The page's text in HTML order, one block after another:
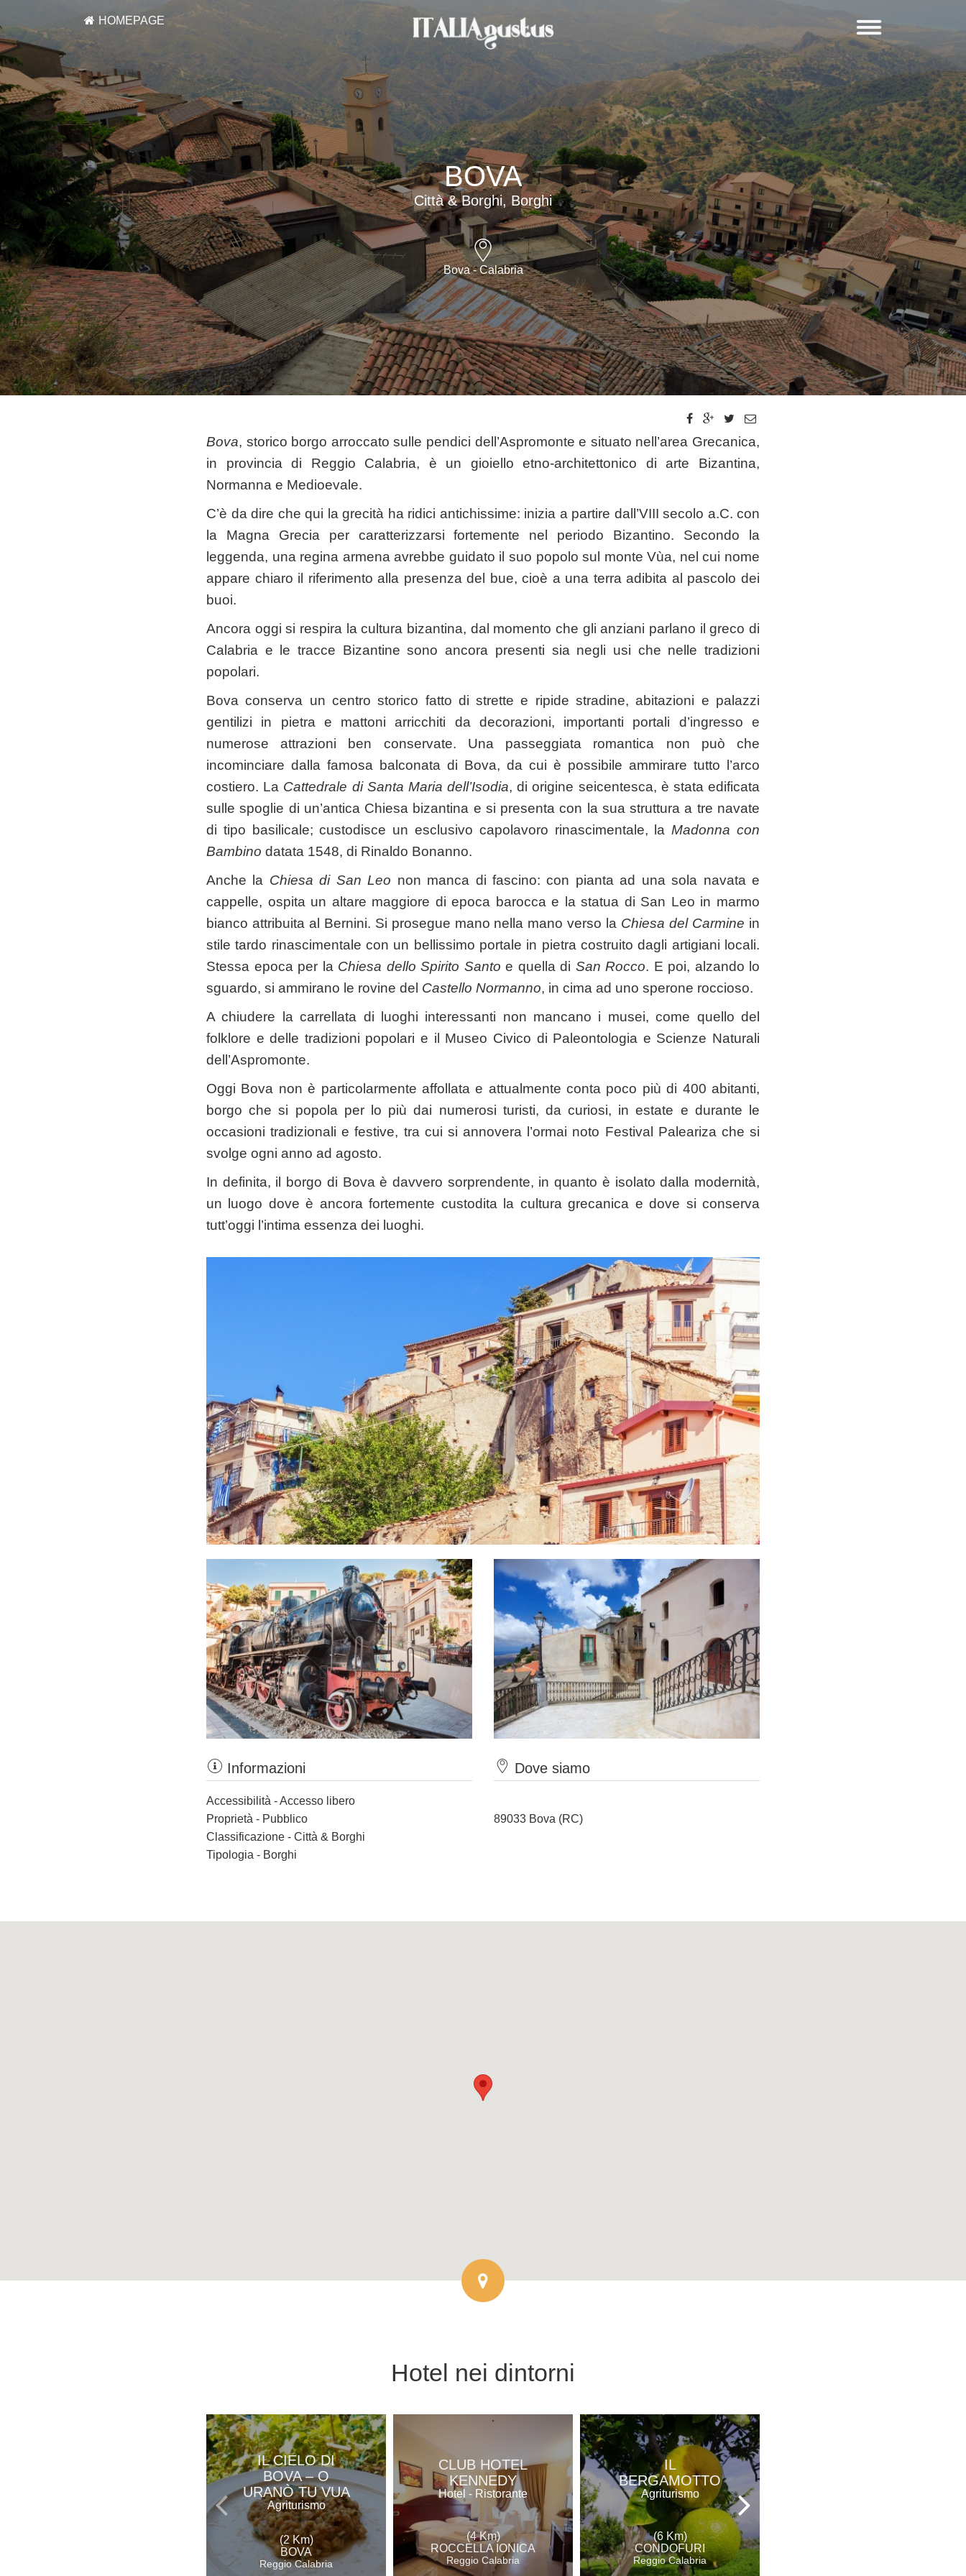
HOMEPAGE
BOVA
Città & Borghi, Borghi
Bova - Calabria
Bova, storico borgo arroccato sulle pendici dell’Aspromonte e situato nell’area Grecanica,
in provincia di Reggio Calabria, è un gioiello etno-architettonico di arte Bizantina,
Normanna e Medioevale.
C’è da dire che qui la grecità ha ridici antichissime: inizia a partire dall’VIII secolo a.C. con
la Magna Grecia per caratterizzarsi fortemente nel periodo Bizantino. Secondo la
leggenda, una regina armena avrebbe guidato il suo popolo sul monte Vùa, nel cui nome
appare chiaro il riferimento alla presenza del bue, cioè a una terra adibita al pascolo dei
buoi.
Ancora oggi si respira la cultura bizantina, dal momento che gli anziani parlano il greco di
Calabria e le tracce Bizantine sono ancora presenti sia negli usi che nelle tradizioni
popolari.
Bova conserva un centro storico fatto di strette e ripide stradine, abitazioni e palazzi
gentilizi in pietra e mattoni arricchiti da decorazioni, importanti portali d’ingresso e
numerose attrazioni ben conservate. Una passeggiata romantica non può che
incominciare dalla famosa balconata di Bova, da cui è possibile ammirare tutto l’arco
costiero. La Cattedrale di Santa Maria dell’Isodia, di origine seicentesca, è stata edificata
sulle spoglie di un’antica Chiesa bizantina e si presenta con la sua struttura a tre navate
di tipo basilicale; custodisce un esclusivo capolavoro rinascimentale, laMadonna con
Bambino datata 1548, di Rinaldo Bonanno.
Anche la Chiesa di San Leo non manca di fascino: con pianta ad una sola navata e
cappelle, ospita un altare maggiore di epoca barocca e la statua di San Leo in marmo
bianco attribuita al Bernini. Si prosegue mano nella mano verso la Chiesa del Carmine in
stile tardo rinascimentale con un bellissimo portale in pietra costruito dagli artigiani locali.
Stessa epoca per la Chiesa dello Spirito Santo e quella di San Rocco. E poi, alzando lo
sguardo, si ammirano le rovine del Castello Normanno, in cima ad uno sperone roccioso.
A chiudere la carrellata di luoghi interessanti non mancano i musei, come quello del
folklore e delle tradizioni popolari e il Museo Civico di Paleontologia e Scienze Naturali
dell’Aspromonte.
Oggi Bova non è particolarmente affollata e attualmente conta poco più di 400 abitanti,
borgo che si popola per lo più dai numerosi turisti, da curiosi, in estate e durante le
occasioni tradizionali e festive, tra cui si annovera l’ormai noto Festival Paleariza che si
svolge ogni anno ad agosto.
In definita, il borgo di Bova è davvero sorprendente, in quanto è isolato dalla modernità,
un luogo dove è ancora fortemente custodita la cultura grecanica e dove si conserva
tutt’oggi l’intima essenza dei luoghi.
Informazioni
Accessibilità - Accesso libero
Proprietà - Pubblico
Classificazione - Città & Borghi
Tipologia - Borghi
Dove siamo
89033 Bova (RC)
Hotel nei dintorni
IL CIELO DI
BOVA – O
URANÒ TU VUA
Agriturismo
(2 Km)
BOVA
Reggio Calabria
CLUB HOTEL
KENNEDY
Hotel - Ristorante
(4 Km)
ROCCELLA IONICA
Reggio Calabria
IL
BERGAMOTTO
Agriturismo
(6 Km)
CONDOFURI
Reggio Calabria